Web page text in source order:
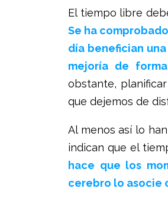
El tiempo libre
Se ha
día benefician
mejoría de
obstante,
que dejemos de
Al menos así lo
indican que el
hace que los
cerebro lo asocie